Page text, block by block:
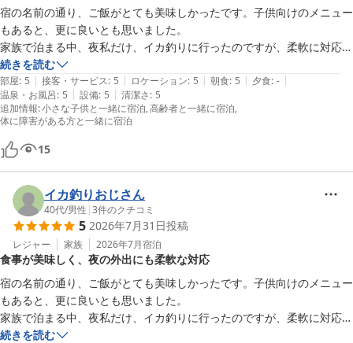
この度お愉しみいただいた【料理長おまかせ会席】は、四季を通じ
て鳥取の食材を中心にお料理を調製しております。
ただ今の時季は鳥取の名物「白イカ」や岩牡蠣「夏輝」が旬を迎え
ており、秋は「のどぐろ」や「もさ海老」漁が始まりますので、ぜ
ひ鳥取へお出掛けの際はまたお立ち寄りくださいませ。
この度は、寛容なお声を口コミ投稿頂き誠にありがとうございまし
た。
暑さ厳しき折、何卒ご自愛くださいませ。
味覚のお宿　山田屋　従業員一同
味覚のお宿 山田屋
2026-07-20
宿の名前の通り、ご飯がとても美味しかったです。子供向けのメニュー
もあると、更に良いとも思いました。
家族で泊まる中、夜私だけ、イカ釣りに行ったのですが、柔軟に対応し
て頂いて、大変助かりました。また、是非とも利用させて頂きたいで
す。
続きを読む
部屋: 5 | 接客・サービス: 5 | ロケーション: 5 | 朝食: 5 | 夕食: - |
温泉・お風呂: 5 | 設備: 5 | 清潔さ: 5
追加情報:小さな子供と一緒に宿泊 高齢者と一緒に宿泊
体に障害がある方と一緒に宿泊
15
イカ釣りおじさん
40代/男性 |3件のクチコミ
5 2026年7月31日投稿
レジャー 家族 2026年7月宿泊
食事が美味しく、夜の外出にも柔軟な対応
宿の名前の通り、ご飯がとても美味しかったです。子供向けのメニュー
もあると、更に良いとも思いました。
家族で泊まる中、夜私だけ、イカ釣りに行ったのですが、柔軟に対応し
て頂いて、大変助かりました。また、是非とも利用させて頂きたいで
続きを読む